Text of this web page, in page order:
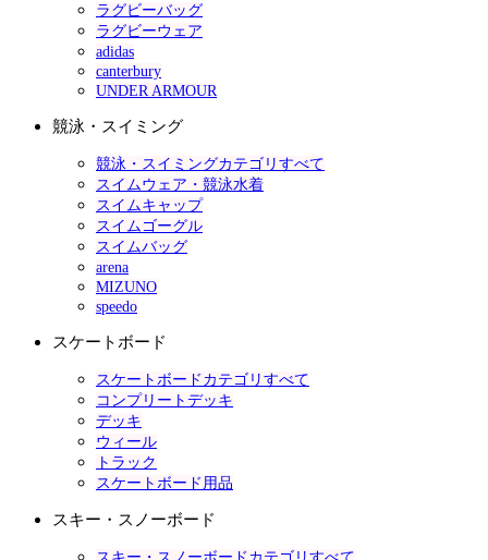
ラグビーバッグ
ラグビーウェア
adidas
canterbury
UNDER ARMOUR
競泳・スイミング
競泳・スイミングカテゴリすべて
スイムウェア・競泳水着
スイムキャップ
スイムゴーグル
スイムバッグ
arena
MIZUNO
speedo
スケートボード
スケートボードカテゴリすべて
コンプリートデッキ
デッキ
ウィール
トラック
スケートボード用品
スキー・スノーボード